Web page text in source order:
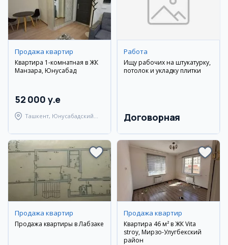
Продажа квартир
Квартира 1-комнатная в ЖК
Манзара, Юнусабад
52 000 y.e
Ташкент, Юнусабадский
Работа
Ищу рабочих на штукатурку,
потолок и укладку плитки
Договорная
Продажа квартир
Продажа квартиры в Лабзаке
Продажа квартир
Квартира 46 м² в ЖК Vita
stroy, Мирзо-Улугбекский
район